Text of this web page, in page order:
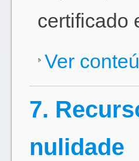
certificado
Ver
7.
nulidade